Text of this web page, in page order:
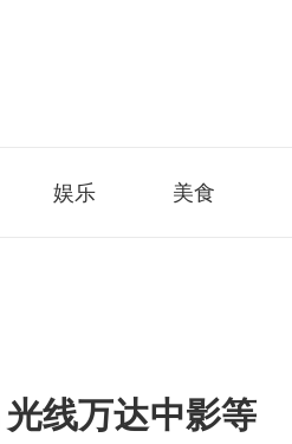
娱乐 美食
线万达中影等